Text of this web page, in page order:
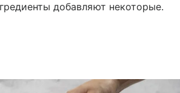
добавляют некоторые.